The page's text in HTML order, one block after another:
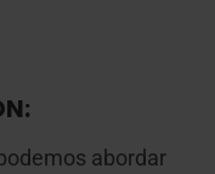
abordar